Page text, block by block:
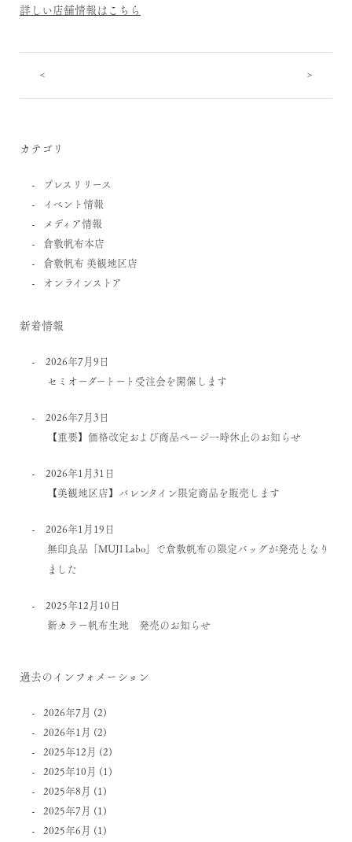
詳しい店舗情報はこちら
< >
カテゴリ
プレスリリース
イベント情報
メディア情報
倉敷帆布本店
倉敷帆布 美観地区店
オンラインストア
新着情報
2026年7月9日
セミオーダートート受注会を開催します
2026年7月3日
【重要】価格改定および商品ページ一時休止のお知らせ
2026年1月31日
【美観地区店】バレンタイン限定商品を販売します
2026年1月19日
無印良品「MUJI Labo」で倉敷帆布の限定バッグが発売となり
ました
2025年12月10日
新カラー帆布生地 発売のお知らせ
過去のインフォメーション
2026年7月 (2)
2026年1月 (2)
2025年12月 (2)
2025年10月 (1)
2025年8月 (1)
2025年7月 (1)
2025年6月 (1)